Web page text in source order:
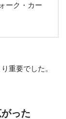
ーク・カー
重要でした。
った